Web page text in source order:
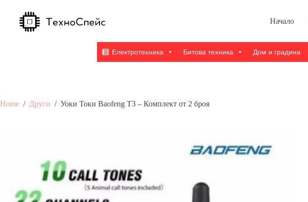
content
Начало
Електротехника Битова техника Дом и градина
Home / Други / Уоки Токи Baofeng T3 – Комплект от 2 броя